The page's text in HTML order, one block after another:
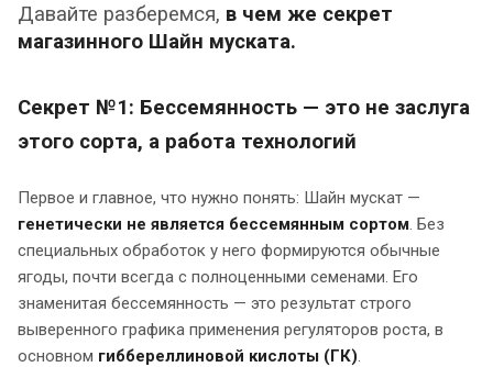
Давайте разберемся, в чем же секрет
магазинного Шайн муската.
Секрет №1: Бессемянность — это не заслуга
этого сорта, а работа технологий
Первое и главное, что нужно понять: Шайн мускат —
генетически не является бессемянным сортом. Без
специальных обработок у него формируются обычные
ягоды, почти всегда с полноценными семенами. Его
знаменитая бессемянность — это результат строго
выверенного графика применения регуляторов роста, в
основном гиббереллиновой кислоты (ГК).